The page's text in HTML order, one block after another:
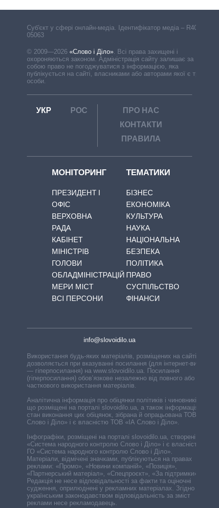
Cуб'єкт у сфері онлайн-медіа. Ідентифікатор медіа – R40-
05063
© 2009—2026 «Слово і Діло». Всі права захищені і
охороняються законом. Адміністрація сайту залишає за
собою право не погоджуватися з інформацією, яка
публікується на сайті, власниками або авторами якої є треті
особи.
УКР РОС
ПРО НАС
КОНТАКТИ
ПРАВИЛА
МОНІТОРИНГ
ПРЕЗИДЕНТ І
ОФІС
ВЕРХОВНА
РАДА
КАБІНЕТ
МІНІСТРІВ
ГОЛОВИ
ОБЛАДМІНІСТРАЦІЙ
МЕРИ МІСТ
ВСІ ПЕРСОНИ
ТЕМАТИКИ
БІЗНЕС
ЕКОНОМІКА
КУЛЬТУРА
НАУКА
НАЦІОНАЛЬНА
БЕЗПЕКА
ПОЛІТИКА
ПРАВО
СУСПІЛЬСТВО
ФІНАНСИ
info@slovoidilo.ua
Використання будь-яких матеріалів, розміщених на сайті,
дозволяється при вказуванні посилання (для інтернет-видань
— гіперпосилання) на www.slovoidilo.ua. Посилання
(гіперпосилання) обов’язкове незалежно від повного або
часткового використання матеріалів.
Аналітична інформація про обіцянки політиків і чиновників,
що розміщені на порталі slovoidilo.ua, а також інформація про
стан виконання цих обіцянок, зібрана й опрацьована ТОВ «ІА
Слово і Діло» і є власністю ТОВ «ІА Слово і Діло».
Інфографіки, розміщені на порталі slovoidilo.ua, створені ГО
«Система народного контролю Слово і Діло» і є власністю
ГО «Система народного контролю Слово і Діло».
Матеріали, відмічені значками, публікуються на правах
реклами: «Промо», «Новини компаній», «Позиція»,
«Партнерський матеріал», «Спецпроєкт», «За підтримки».
Редакція не несе відповідальності за факти та оціночні
судження, оприлюднені у рекламних матеріалах. Згідно з
українським законодавством відповідальність за зміст
реклами несе рекламодавець.